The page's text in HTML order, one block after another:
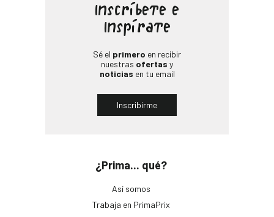
¿Prima... qué?
Así somos
Trabaja en PrimaPrix
Inscríbete e
Inspírate
Sé el primero en recibir
nuestras ofertas y
noticias en tu email
Inscribirme